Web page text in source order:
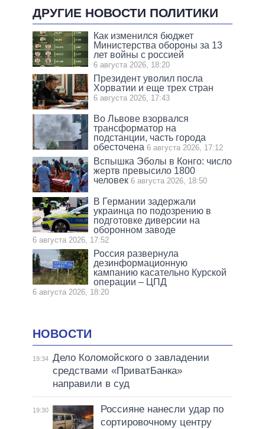
ДРУГИЕ НОВОСТИ ПОЛИТИКИ
Как изменился бюджет
Министерства обороны за 13
лет войны с россией
6 августа 2026, 18:20
Президент уволил посла
Хорватии и еще трех стран
6 августа 2026, 17:43
Во Львове взорвался
трансформатор на
подстанции, часть города
обесточена 6 августа 2026, 17:12
Вспышка Эболы в Конго: число
жертв превысило 1800
человек 6 августа 2026, 18:50
В Германии задержали
украинца по подозрению в
подготовке диверсии на
оборонном заводе
6 августа 2026, 17:52
Россия развернула
дезинформационную
кампанию касательно Курской
операции – ЦПД
6 августа 2026, 18:20
НОВОСТИ
19:34 Дело Коломойского о завладении
средствами «ПриватБанка»
направили в суд
19:30
Россияне нанесли удар по
сортировочному центру